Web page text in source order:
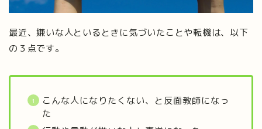
最近、嫌いな人といるときに気づいたことや転機は、以下
の３点です。
こんな人になりたくない、と反面教師になっ
た